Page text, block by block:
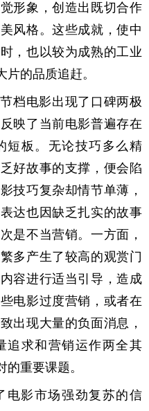
形象，创造出既切合作
风格。这些成就，使中
，也以较为成熟的工业
的品质追赶。
电影出现了口碑两极
映了当前电影普遍存在
短板。无论技巧多么精
好故事的支撑，便会陷
技巧复杂却情节单薄，
达也因缺乏扎实的故事
是不当营销。一方面，
多产生了较高的观赏门
容进行适当引导，造成
电影过度营销，或者在
出现大量的负面消息，
追求和营销运作两全其
重要课题。
影市场强劲复苏的信